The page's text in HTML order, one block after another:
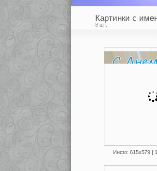
Картинки с
8 шт.
Инфо: 615х579 |